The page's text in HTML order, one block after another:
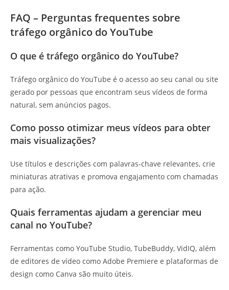
FAQ – Perguntas frequentes sobre
tráfego orgânico do YouTube
O que é tráfego orgânico do YouTube?
Tráfego orgânico do YouTube é o acesso ao seu canal ou site
gerado por pessoas que encontram seus vídeos de forma
natural, sem anúncios pagos.
Como posso otimizar meus vídeos para obter
mais visualizações?
Use títulos e descrições com palavras-chave relevantes, crie
miniaturas atrativas e promova engajamento com chamadas
para ação.
Quais ferramentas ajudam a gerenciar meu
canal no YouTube?
Ferramentas como YouTube Studio, TubeBuddy, VidIQ, além
de editores de vídeo como Adobe Premiere e plataformas de
design como Canva são muito úteis.